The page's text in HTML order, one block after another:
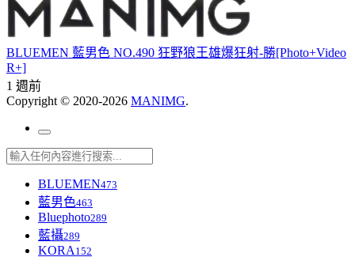
BLUEMEN 藍男色 NO.490 狂野狼王雄爆狂射-勝[Photo+Video
R+]
1 週前
Copyright © 2020-2026 MANIMG.
BLUEMEN473
藍男色463
Bluephoto289
藍攝289
KORA 152